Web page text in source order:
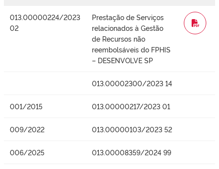
013.00000224/2023
02
Prestação de Serviços
relacionados à Gestão
de Recursos não
reembolsáveis do FPHIS
– DESENVOLVE SP
WORD
013.00002300/2023 14
001/2015 013.00000217/2023 01
009/2022 013.00000103/2023 52
006/2025 013.00008359/2024 99